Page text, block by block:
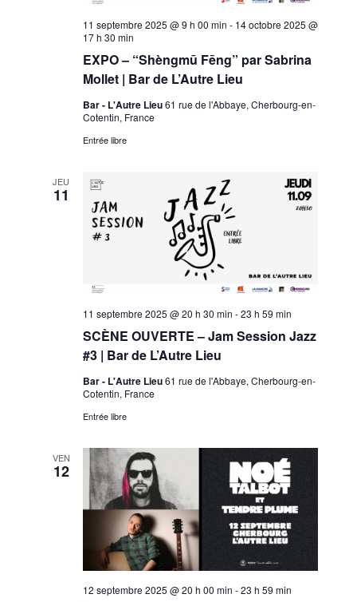
EXPO – “Shèngmū Fēng” par Sabrina
Mollet | Bar de L’Autre Lieu
11 septembre 2025 @ 9 h 00 min - 14 octobre 2025 @
17 h 30 min
Bar - L'Autre Lieu61 rue de l'Abbaye, Cherbourg-en-
Cotentin, France
Entrée libre
JEU
11
SCÈNE OUVERTE – Jam Session Jazz
#3 | Bar de L’Autre Lieu
11 septembre 2025 @ 20 h 30 min -23 h 59 min
Bar - L'Autre Lieu61 rue de l'Abbaye, Cherbourg-en-
Cotentin, France
Entrée libre
VEN
12
12 septembre 2025 @ 20 h 00 min -23 h 59 min